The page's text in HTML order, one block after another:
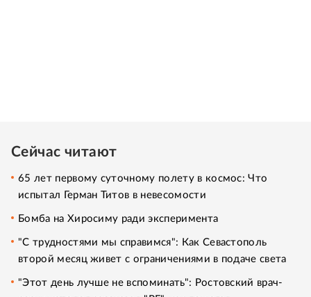
Сейчас читают
65 лет первому суточному полету в космос: Что
испытал Герман Титов в невесомости
Бомба на Хиросиму ради эксперимента
"С трудностями мы справимся": Как Севастополь
второй месяц живет с ограничениями в подаче света
"Этот день лучше не вспоминать": Ростовский врач-